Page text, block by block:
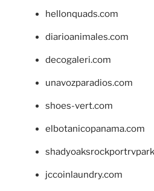
hellonquads.com
diarioanimales.com
decogaleri.com
unavozparadios.com
shoes-vert.com
elbotanicopanama.com
jccoinlaundry.com